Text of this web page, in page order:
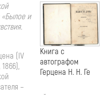
Книга с
автографом
Герцена Н. Н. Ге
«Былое и
(IV
–